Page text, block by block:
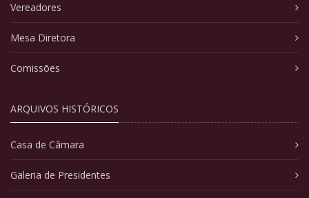
Vereadores
Mesa Diretora
Comissões
ARQUIVOS HISTÓRICOS
Casa de Câmara
Galeria de Presidentes